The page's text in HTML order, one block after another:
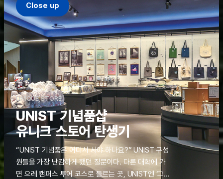
Close up
UNIQUE STORE
UNIST 기념품샵
유니크 스토어 탄생기
“UNIST 기념품은 어디서 사야 하나요?” UNIST 구성
원들을 가장 난감하게 했던 질문이다. 다른 대학에 가
면 으레 캠퍼스 투어 코스로 들르는 곳, UNIST엔 ‘그